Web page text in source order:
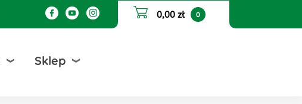
0,00 zł 0
Sklep